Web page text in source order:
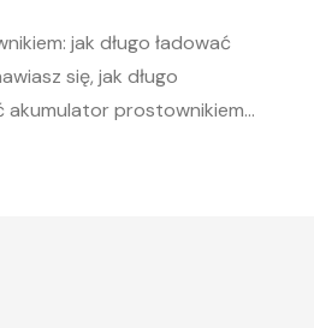
jak długo ładować
się, jak długo
akumulator prostownikiem?
samochodowy i